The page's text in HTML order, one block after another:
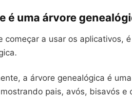
é uma árvore
começar a usar os aplicativos,
a árvore genealógica é
pais, avós, bisavós e